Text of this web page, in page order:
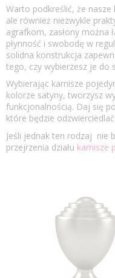
Warto podkreślić, że nasze
ale również niezwykle
agrafkom, zasłony można
płynność i swobodę w
solidna konstrukcja
tego, czy wybierzesz je do
Wybierając karnisze
kolorze satyny, tworzysz
funkcjonalnością. Daj się
które będzie
Jeśli jednak ten rodzaj nie
przejrzenia działu karnisze